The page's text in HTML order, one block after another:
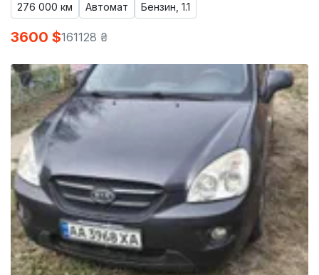
276 000 км Автомат Бензин, 1.1
3600 $161128 ₴